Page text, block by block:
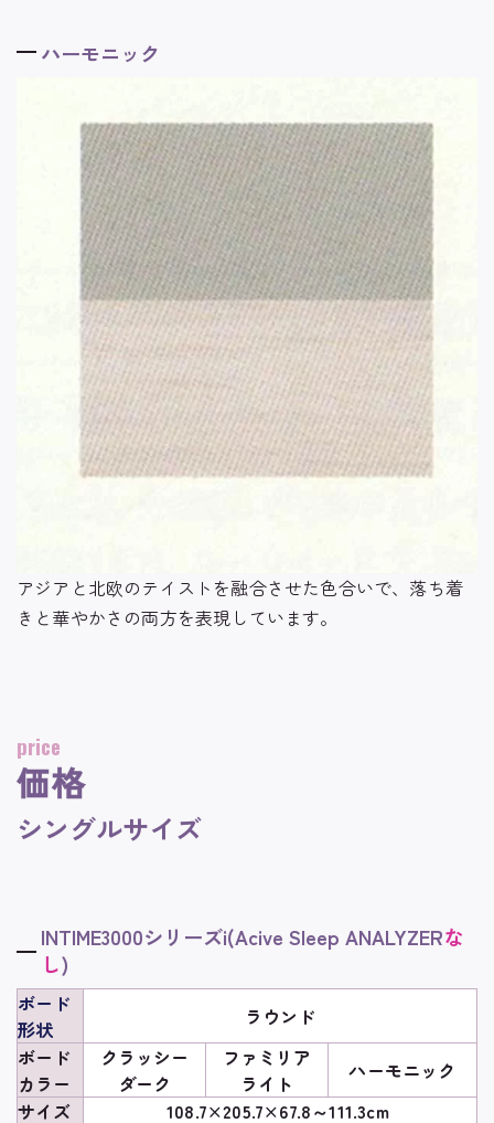
ハーモニック
アジアと北欧のテイストを融合させた色合いで、落ち着
きと華やかさの両方を表現しています。
price
価格
シングルサイズ
INTIME3000シリーズi(Acive Sleep ANALYZERな
し)
ボード
形状
ラウンド
ボード
カラー
クラッシー
ダーク
ファミリア
ライト
ハーモニック
サイズ
108.7×205.7×67.8～111.3cm